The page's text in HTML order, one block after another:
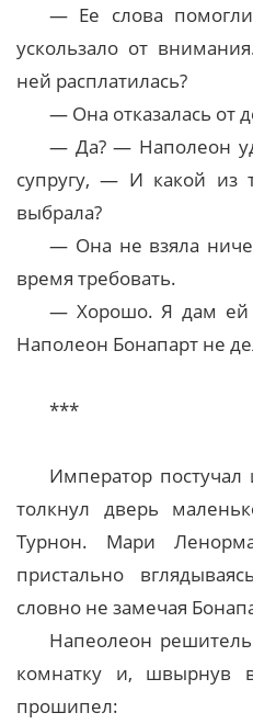
— Ее слова
ускользало от
ней расплатилась?
— Она отказалась от
— Да? — Наполеон
супругу, — И какой из
выбрала?
— Она не взяла
время требовать.
— Хорошо. Я дам ей
Наполеон Бонапарт не
***
Император постучал
толкнул дверь
Турнон. Мари
пристально
словно не замечая
Напеолеон
комнатку и, швырнув
прошипел: